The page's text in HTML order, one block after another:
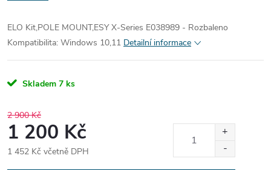
ELO Kit,POLE MOUNT,ESY X-Series E038989 - Rozbaleno
Kompatibilita: Windows 10,11 Detailní informace
Skladem 7 ks
2 900 Kč
1 200 Kč
1 452 Kč včetně DPH